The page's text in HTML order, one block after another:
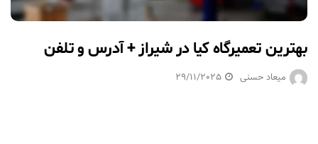
بهترین تعمیرگاه کیا در شیراز + آدرس و تلفن
میعاد حسنی 29/11/2025